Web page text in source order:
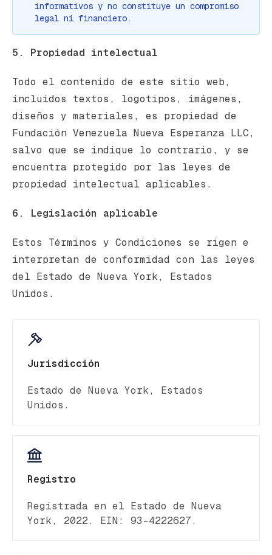
informativos y no constituye un compromiso
legal ni financiero.
5. Propiedad intelectual
Todo el contenido de este sitio web,
incluidos textos, logotipos, imágenes,
diseños y materiales, es propiedad de
Fundación Venezuela Nueva Esperanza LLC,
salvo que se indique lo contrario, y se
encuentra protegido por las leyes de
propiedad intelectual aplicables.
6. Legislación aplicable
Estos Términos y Condiciones se rigen e
interpretan de conformidad con las leyes
del Estado de Nueva York, Estados
Unidos.
Jurisdicción
Estado de Nueva York, Estados
Unidos.
Registro
Registrada en el Estado de Nueva
York, 2022. EIN: 93-4222627.